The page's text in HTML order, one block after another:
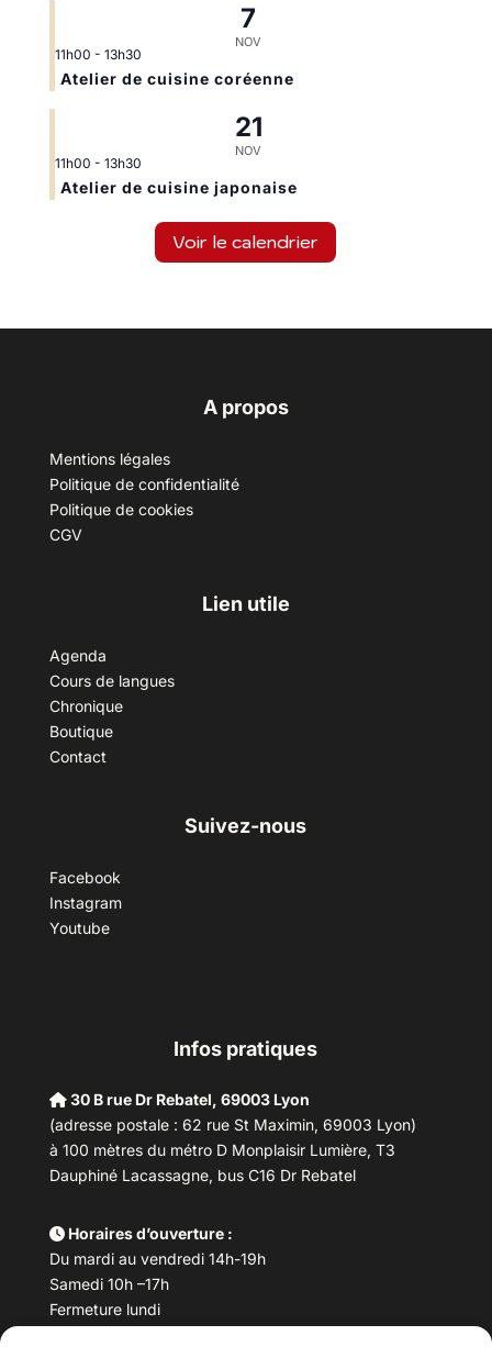
7
NOV
11h00 - 13h30
Atelier de cuisine coréenne
21
NOV
11h00 - 13h30
Atelier de cuisine japonaise
Voir le calendrier
A propos
Mentions légales
Politique de confidentialité
Politique de cookies
CGV
Lien utile
Agenda
Cours de langues
Chronique
Boutique
Contact
Suivez-nous
Facebook
Instagram
Youtube
Infos pratiques
30 B rue Dr Rebatel, 69003 Lyon
(adresse postale : 62 rue St Maximin, 69003 Lyon)
à 100 mètres du métro D Monplaisir Lumière, T3
Dauphiné Lacassagne, bus C16 Dr Rebatel
Horaires d’ouverture :
Du mardi au vendredi 14h-19h
Samedi 10h –17h
Fermeture lundi